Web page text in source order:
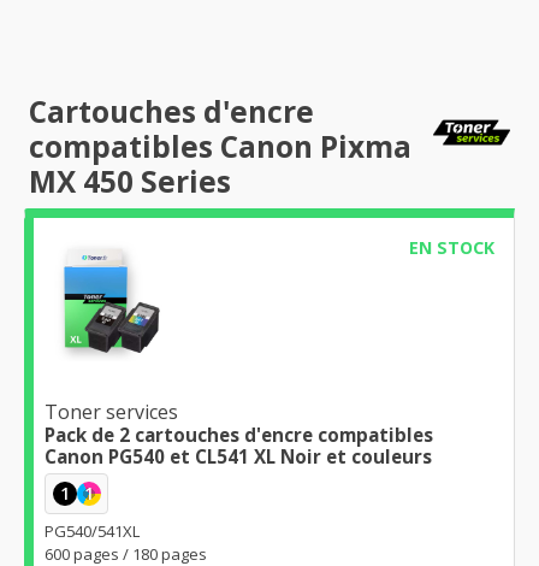
Cartouches d'encre
compatibles Canon Pixma
MX 450 Series
EN STOCK
Toner services
Pack de 2 cartouches d'encre compatibles
Canon PG540 et CL541 XL Noir et couleurs
1 1
PG540/541XL
600 pages / 180 pages